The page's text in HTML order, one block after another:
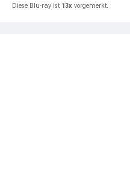
Diese Blu-ray ist 13x vorgemerkt.